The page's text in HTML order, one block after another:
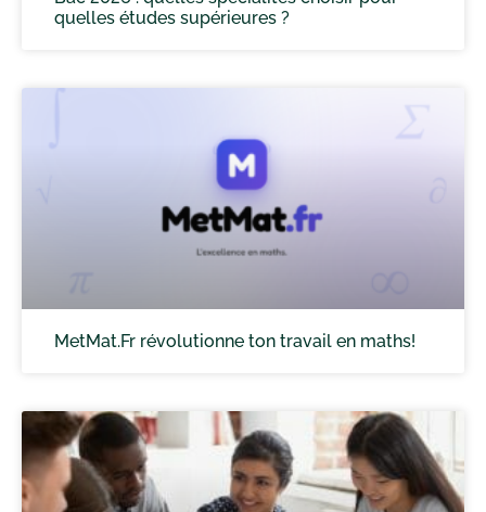
quelles études supérieures ?
MetMat.Fr révolutionne ton travail en maths!